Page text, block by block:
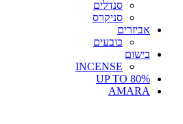
סנדלים
סניקרס
אביזרים
כובעים
בישום
INCENSE
UP TO 80%
AMARA